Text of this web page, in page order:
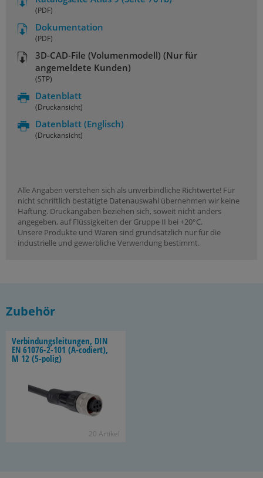
(PDF)
Dokumentation
(PDF)
3D-CAD-File (Volumenmodell) (Nur für
angemeldete Kunden)
(STP)
Datenblatt
(Druckansicht)
Datenblatt (Englisch)
(Druckansicht)
Alle Angaben verstehen sich als unverbindliche Richtwerte! Für
nicht schriftlich bestätigte Datenauswahl übernehmen wir keine
Haftung. Druckangaben beziehen sich, soweit nicht anders
angegeben, auf Flüssigkeiten der Gruppe II bei +20°C.
Unsere Produkte und Waren sind grundsätzlich nur für die
industrielle und gewerbliche Verwendung bestimmt.
Zubehör
Ver­bin­dungs­lei­tun­gen, DIN
EN 61076-​2-101 (A-​codiert),
M 12 (5-​polig)
20 Ar­ti­kel